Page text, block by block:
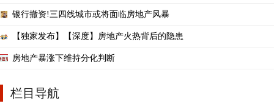
银行撤资!三四线城市或将面临房地产风暴
【独家发布】【深度】房地产火热背后的隐患
房地产暴涨下维持分化判断
栏目导航